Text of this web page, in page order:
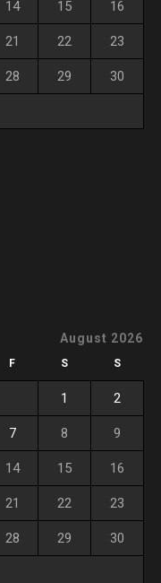
14 15 16
21 22 23
28 29 30
August 2026
F S S
1 2
7 8 9
14 15 16
21 22 23
28 29 30